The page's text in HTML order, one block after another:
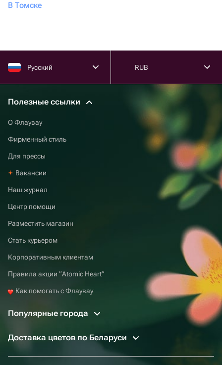
В Томске
Русский RUB
Полезные ссылки
О Флаувау
Фирменный стиль
Для прессы
Вакансии
Наш журнал
Центр помощи
Разместить магазин
Стать курьером
Корпоративным клиентам
Правила акции “Atomic Heart”
Как помогать с Флаувау
Популярные города
Доставка цветов по Беларуси